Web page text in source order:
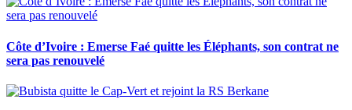
Côte d’Ivoire : Emerse Faé quitte les Éléphants, son contrat ne
sera pas renouvelé